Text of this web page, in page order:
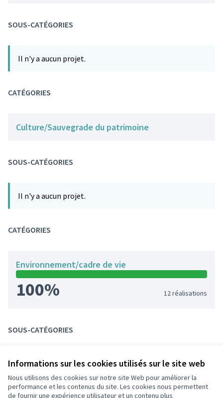
Informations sur les cookies utilisés sur le site web
Nous utilisons des cookies sur notre site Web pour améliorer la
performance et les contenus du site. Les cookies nous permettent
de fournir une expérience utilisateur et un contenu plus
SOUS-CATÉGORIES
Il n'y a aucun projet.
CATÉGORIES
Culture/Sauvegrade du patrimoine
SOUS-CATÉGORIES
Il n'y a aucun projet.
CATÉGORIES
Environnement/cadre de vie
100% 12 réalisations
SOUS-CATÉGORIES
Conditions d'utilisation
Paramètres des cookies